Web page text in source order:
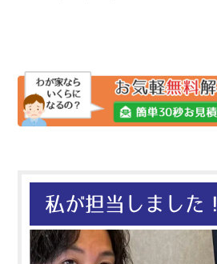
私が担当しました！